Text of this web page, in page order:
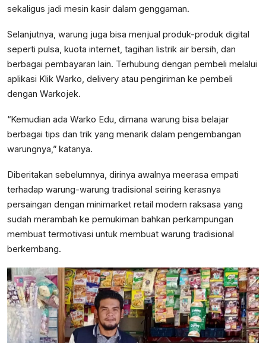
sekaligus jadi mesin kasir dalam genggaman.
Selanjutnya, warung juga bisa menjual produk-produk digital
seperti pulsa, kuota internet, tagihan listrik air bersih, dan
berbagai pembayaran lain. Terhubung dengan pembeli melalui
aplikasi Klik Warko, delivery atau pengiriman ke pembeli
dengan Warkojek.
“Kemudian ada Warko Edu, dimana warung bisa belajar
berbagai tips dan trik yang menarik dalam pengembangan
warungnya,” katanya.
Diberitakan sebelumnya, dirinya awalnya meerasa empati
terhadap warung-warung tradisional seiring kerasnya
persaingan dengan minimarket retail modern raksasa yang
sudah merambah ke pemukiman bahkan perkampungan
membuat termotivasi untuk membuat warung tradisional
berkembang.